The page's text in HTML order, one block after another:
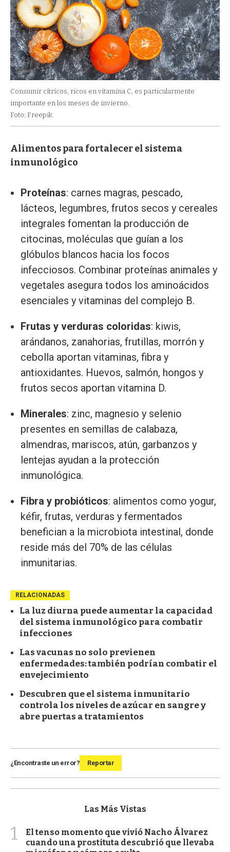
Consumir cítricos, ricos en vitamina C, es particularmente
importante en los meses de invierno.
Foto: Freepik.
Alimentos para fortalecer el sistema
inmunológico
Proteínas: carnes magras, pescado,
lácteos, legumbres, frutos secos y cereales
integrales fomentan la producción de
citocinas, moléculas que guían a los
glóbulos blancos hacia los focos
infecciosos. Combinar proteínas animales y
vegetales asegura todos los aminoácidos
esenciales y vitaminas del complejo B.
Frutas y verduras coloridas: kiwis,
arándanos, zanahorias, frutillas, morrón y
cebolla aportan vitaminas, fibra y
antioxidantes. Huevos, salmón, hongos y
frutos secos aportan vitamina D.
Minerales: zinc, magnesio y selenio
presentes en semillas de calabaza,
almendras, mariscos, atún, garbanzos y
lentejas ayudan a la protección
inmunológica.
Fibra y probióticos: alimentos como yogur,
kéfir, frutas, verduras y fermentados
benefician a la microbiota intestinal, donde
reside más del 70% de las células
inmunitarias.
RELACIONADAS
La luz diurna puede aumentar la capacidad
del sistema inmunológico para combatir
infecciones
Las vacunas no solo previenen
enfermedades: también podrían combatir el
envejecimiento
Descubren que el sistema inmunitario
controla los niveles de azúcar en sangre y
abre puertas a tratamientos
¿Encontraste un error? Reportar
Las Más Vistas
1
El tenso momento que vivió Nacho Álvarez
cuando una prostituta descubrió que llevaba